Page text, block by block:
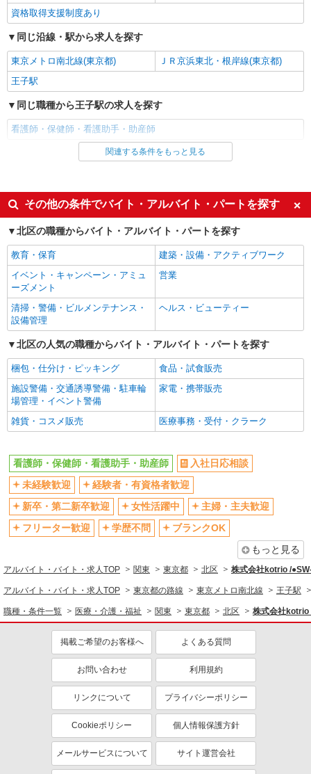
資格取得支援制度あり
同じ沿線・駅から求人を探す
東京メトロ南北線(東京都)
ＪＲ京浜東北・根岸線(東京都)
王子駅
同じ職種から王子駅の求人を探す
看護師・保健師・看護助手・助産師
同じ雇用形態から王子駅の求人を探す
同じ特徴から王子駅の求人を探す
入社日応相談
未経験歓迎
経験者・有資格者歓迎
新卒・第二新卒歓迎
女性活躍中
主婦・主夫歓迎
フリーター歓迎
ブランクOK
ミドル（40代～）活躍中
エルダー（50代～）活躍中
高収入・高額
ボーナス・賞与あり
昇給あり
完全週休2日制
フルタイム歓迎
禁煙・分煙
駅直結・駅チカ
バイク通勤OK
自転車通勤OK
社会保険あり
産休・育休取得実績あり
退職金・財形貯蓄制度あり
各種手当（家族・役職・インセン
ティブなど）あり
制服貸与
研修制度あり
資格取得支援制度あり
同じ職種から求人を探す
医療・介護・福祉
看護師・保健師・看護助手・助産師
同じ特徴から求人を探す
未経験歓迎
ミドル（40代～）活躍中
社会保険あり
産休・育休取得実績あり
関連する条件をもっと見る
その他の条件でバイト・アルバイト・パートを探す
北区の職種からバイト・アルバイト・パートを探す
教育・保育
建築・設備・アクティブワーク
イベント・キャンペーン・アミュ
ーズメント
営業
清掃・警備・ビルメンテナンス・
設備管理
ヘルス・ビューティー
北区の人気の職種からバイト・アルバイト・パートを探す
梱包・仕分け・ピッキング
食品・試食販売
施設警備・交通誘導警備・駐車輪
場管理・イベント警備
家電・携帯販売
雑貨・コスメ販売 医療事務・受付・クラーク
看護師・保健師・看護助手・助産師
入社日応相談
未経験歓迎
経験者・有資格者歓迎
新卒・第二新卒歓迎
女性活躍中
主婦・主夫歓迎
フリーター歓迎
学歴不問
ブランクOK
もっと見る
アルバイト・バイト・求人TOP 関東 東京都 北区 株式会社kotrio /
アルバイト・バイト・求人TOP 東京都の路線 東京メトロ南北線 王子駅
職種・条件一覧 医療・介護・福祉 関東 東京都 北区 株式会社kotrio
掲載ご希望のお客様へ よくある質問
お問い合わせ 利用規約
リンクについて プライバシーポリシー
Cookieポリシー 個人情報保護方針
メールサービスについて サイト運営会社